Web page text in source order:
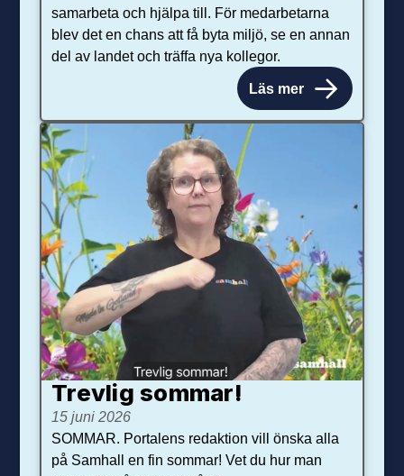
samarbeta och hjälpa till. För medarbetarna
blev det en chans att få byta miljö, se en annan
del av landet och träffa nya kollegor.
Läs mer
Trevlig sommar!
15 juni 2026
SOMMAR. Portalens redaktion vill önska alla
på Samhall en fin sommar! Vet du hur man